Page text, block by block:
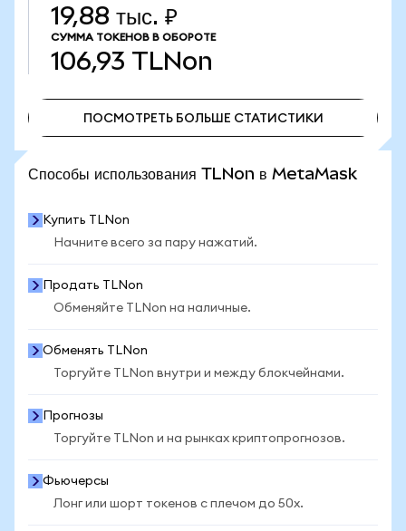
19,88 тыс. ₽
СУММА ТОКЕНОВ В ОБОРОТЕ
106,93 TLNon
ПОСМОТРЕТЬ БОЛЬШЕ СТАТИСТИКИ
Способы использования TLNon в MetaMask
Купить TLNon
Начните всего за пару нажатий.
Продать TLNon
Обменяйте TLNon на наличные.
Обменять TLNon
Торгуйте TLNon внутри и между блокчейнами.
Прогнозы
Торгуйте TLNon и на рынках криптопрогнозов.
Фьючерсы
Лонг или шорт токенов с плечом до 50x.